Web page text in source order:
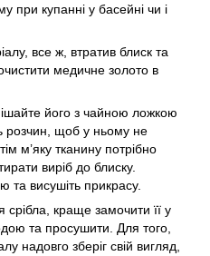
при купанні у басейні чи і
все ж, втратив блиск та
медичне золото в
його з чайною ложкою
розчин, щоб у ньому не
м’яку тканину потрібно
виріб до блиску.
висушіть прикрасу.
краще замочити її у
та просушити. Для того,
надовго зберіг свій вигляд,